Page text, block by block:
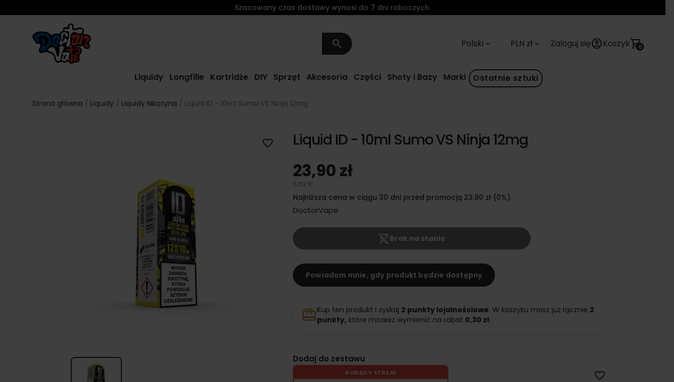
search Polski keyboard_arrow_down PLN zł keyboard_arrow_down Zaloguj sięaccount_circleKoszyk 0
shopping_cart
Liquidy Longfille Kartridże DIY Sprzęt Akcesoria Części Shoty i Bazy Marki Ostatnie sztuki
Szacowany czas dostawy wynosi do 7 dni roboczych.
Strona główna Liquidy Liquidy Nikotyna Liquid ID - 10ml Sumo VS Ninja 12mg
favorite_border Liquid ID - 10ml Sumo VS Ninja 12mg
23,90 zł
5,62 €
Najniższa cena w ciągu 30 dni przed promocją 23,90 zł (0%)
DoctorVape
shopping_cart_off Brak na stanie
Powiadom mnie, gdy produkt będzie dostępny
redeemKup ten produkt i zyskaj 2 punkty lojalnościowe. W koszyku masz już łącznie 2
punkty, które możesz wymienić na rabat 0,30 zł.
Dodaj do zestawu
GORĄCY STRZAŁ favorite_border